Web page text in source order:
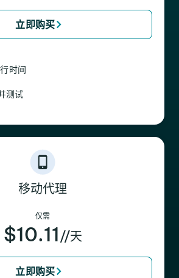
立即购买
时间
测试
移动代理
仅需
$10.11 //天
立即购买